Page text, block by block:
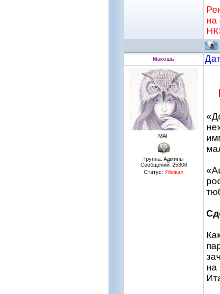
на
Макошь
МАГ
Группа: Админы
Сообщений: 25306
Статус: Убежал
на